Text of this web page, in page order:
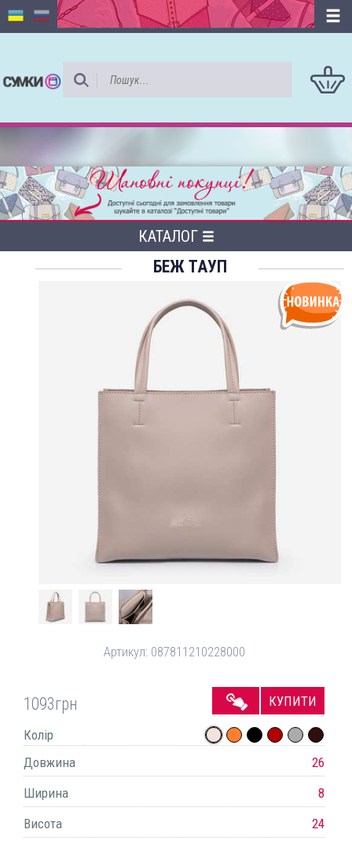
КАТАЛОГ
БЕЖ ТАУП
Артикул: 087811210228000
1093грн КУПИТИ
Колір
Довжина
26
Ширина
8
Висота
24